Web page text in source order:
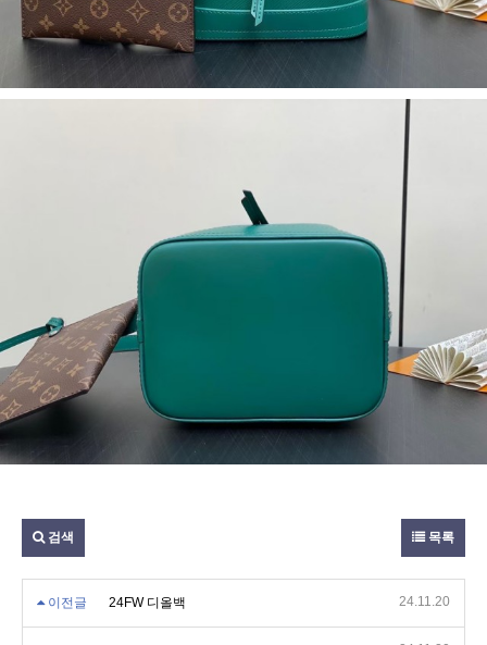
검색 목록
이전글 24FW 디올백 24.11.20